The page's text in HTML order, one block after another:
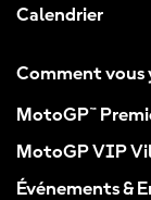
Calendrier
Comment vous
MotoGP™
MotoGP VIP
Événements &